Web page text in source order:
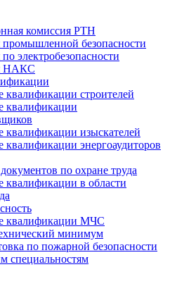
комиссия РТН
промышленной безопасности
электробезопасности
НАКС
строителей
квалификации
изыскателей
энергоаудиторов
по охране труда
в области
квалификации МЧС
минимум
по пожарной безопасности
специальностям